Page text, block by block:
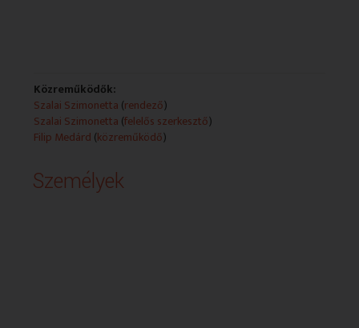
Közreműködők:
Szalai Szimonetta (rendező)
Szalai Szimonetta (felelős szerkesztő)
Filip Medárd (közreműködő)
Személyek